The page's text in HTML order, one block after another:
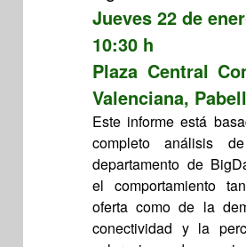
Jueves 22 de
10:30 h
Plaza Central
Valenciana,
Este informe está
completo análisis
departamento de
el comportamiento
oferta como de la
conectividad y la